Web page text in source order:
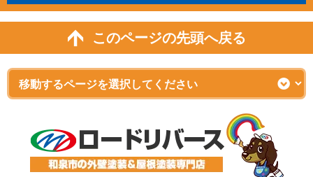
このページの先頭へ戻る